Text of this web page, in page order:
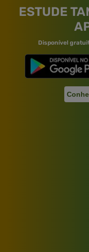
ESTUDE
Disponível